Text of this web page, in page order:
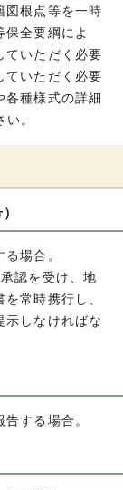
図根点等を一時
全要綱によ
ていただく必要
ていただく必要
種様式の詳細
。
場合。
認を受け、地
常時携行し、
示しなければな
する場合。